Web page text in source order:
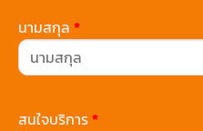
นามสกุล *
สนใจบริการ*